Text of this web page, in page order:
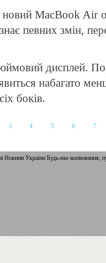
MacBook Air
певних змін,
дисплей.
набагато
боків.
3 4 5 6 7
Новини України Будь-яке копiювання,